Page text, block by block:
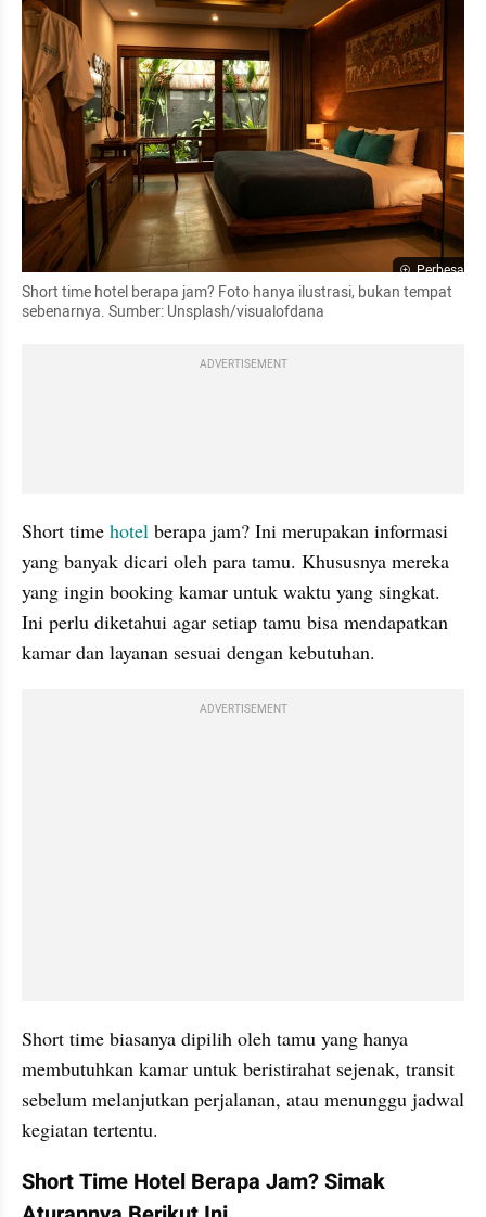
Perbesar
Short time hotel berapa jam? Foto hanya ilustrasi, bukan tempat
sebenarnya. Sumber: Unsplash/visualofdana
ADVERTISEMENT
Short time hotel berapa jam? Ini merupakan informasi
yang banyak dicari oleh para tamu. Khususnya mereka
yang ingin booking kamar untuk waktu yang singkat.
Ini perlu diketahui agar setiap tamu bisa mendapatkan
kamar dan layanan sesuai dengan kebutuhan.
ADVERTISEMENT
Short time biasanya dipilih oleh tamu yang hanya
membutuhkan kamar untuk beristirahat sejenak, transit
sebelum melanjutkan perjalanan, atau menunggu jadwal
kegiatan tertentu.
Short Time Hotel Berapa Jam? Simak